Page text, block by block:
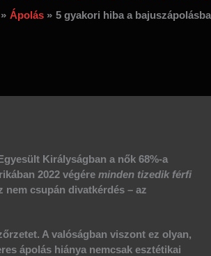
Ápolás 5 gyakori hiba a
Királyságban a nők68%-a
2022 végéreminden tizedik férfi
csupán divatkérdés – az
A valóságban viszont ez olyan,
ápolás hiánya nemcsak esztétikai